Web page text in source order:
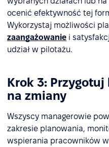
ocenić efektywność tej
Wykorzystaj możliwości
zaangażowanie i
udział w pilotażu.
Krok 3:
na zmiany
Wszyscy managerowie
zakresie planowania,
wspierania pracowników